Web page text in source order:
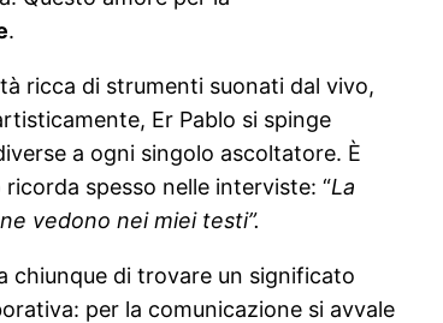
.
ricca di strumenti suonati dal vivo,
Er Pablo si spinge
a ogni singolo ascoltatore. È
spesso nelle interviste: “La
vedono nei miei testi”.
chiunque di trovare un significato
per la comunicazione si avvale